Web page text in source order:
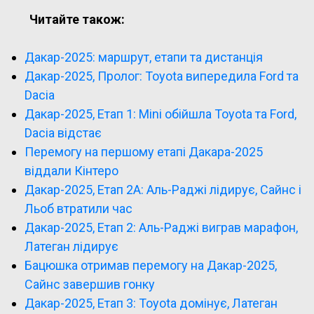
Читайте також:
Дакар-2025: маршрут, етапи та дистанція
Дакар-2025, Пролог: Toyota випередила Ford та
Dacia
Дакар-2025, Етап 1: Mini обійшла Toyota та Ford,
Dacia відстає
Перемогу на першому етапі Дакара-2025
віддали Кінтеро
Дакар-2025, Етап 2A: Аль-Раджі лідирує, Сайнс і
Льоб втратили час
Дакар-2025, Етап 2: Аль-Раджі виграв марафон,
Латеган лідирує
Бацюшка отримав перемогу на Дакар-2025,
Сайнс завершив гонку
Дакар-2025, Етап 3: Toyota домінує, Латеган